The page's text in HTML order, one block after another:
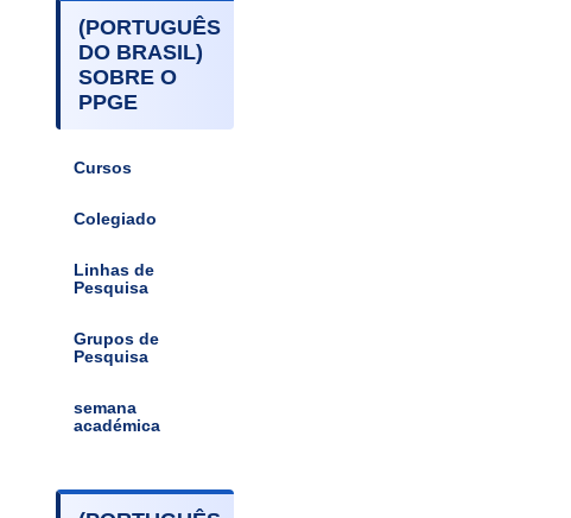
(PORTUGUÊS
DO BRASIL)
SOBRE O
PPGE
Cursos
Colegiado
Linhas de
Pesquisa
Grupos de
Pesquisa
semana
académica